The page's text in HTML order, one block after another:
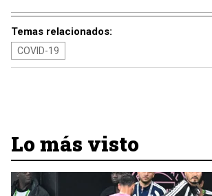
Temas relacionados:
COVID-19
Lo más visto